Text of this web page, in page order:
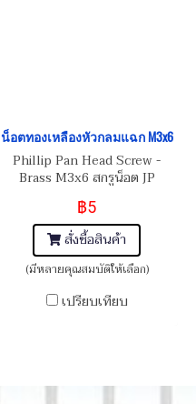
น็อตทองเหลืองหัวกลมแฉก M3x6
Phillip Pan Head Screw -
Brass M3x6 สกรูน็อต JP
฿5
สั่งซื้อสินค้า
(มีหลายคุณสมบัติให้เลือก)
เปรียบเทียบ